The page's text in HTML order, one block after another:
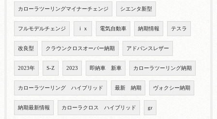
カローラツーリングマイナーチェンジ シエンタ新型
フルモデルチェンジ ｉｘ 電気自動車 納期情報 テスラ
改良型 クラウンクロスオーバー納期 アドバンスレザー
2023年 S-Z 2023 即納車 新車 カローラツーリング納期
カローラツーリング ハイブリッド 最新 納期 ヴォクシー納期
納期最新情報 カローラクロス ハイブリッド gr